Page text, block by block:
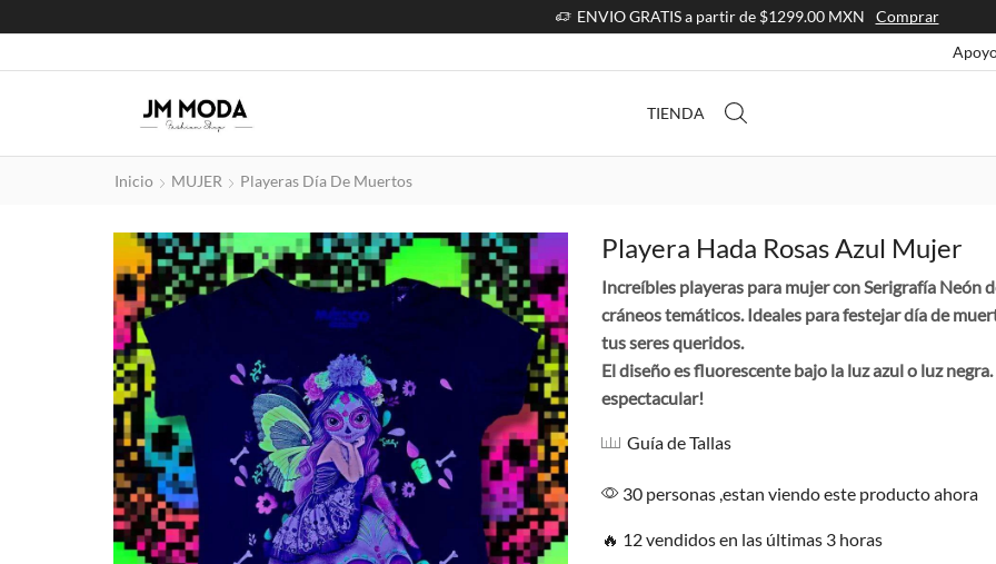
ENVIO GRATIS a partir de $1299.00 MXN
Comprar
TIENDA
Inicio MUJER Playeras Día De Muertos
Playera Hada Rosas Azul Mujer
Increíbles playeras para mujer con Serigrafía Neón
cráneos temáticos. Ideales para festejar día de
tus seres queridos.
El diseño es fluorescente bajo la luz azul o luz negra.
espectacular!
Guía de Tallas
30 personas ,estan viendo este producto ahora
🔥 12 vendidos en las últimas 3 horas